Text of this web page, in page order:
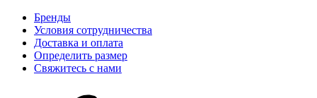
Бренды
Условия сотрудничества
Доставка и оплата
Определить размер
Свяжитесь с нами